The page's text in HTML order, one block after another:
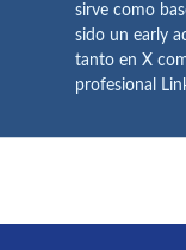
sirve como
sido un early
tanto en X
profesional